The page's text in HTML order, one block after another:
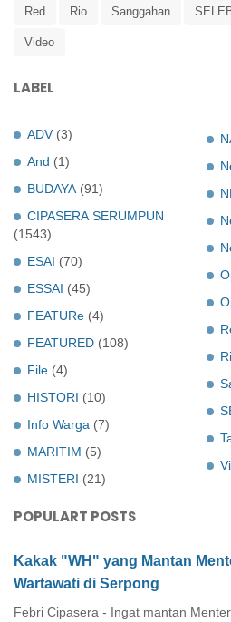
Red Rio Sanggahan
Video
LABEL
ADV (3)
And (1)
BUDAYA (91)
CIPASERA SERUMPUN
(1543)
ESAI (70)
ESSAI (45)
FEATURe (4)
FEATURED (108)
File (4)
HISTORI (10)
Info Warga (7)
MARITIM (5)
MISTERI (21)
POPULART POSTS
Kakak "WH" yang Mantan
Wartawati di Serpong
Febri Cipasera - Ingat mantan